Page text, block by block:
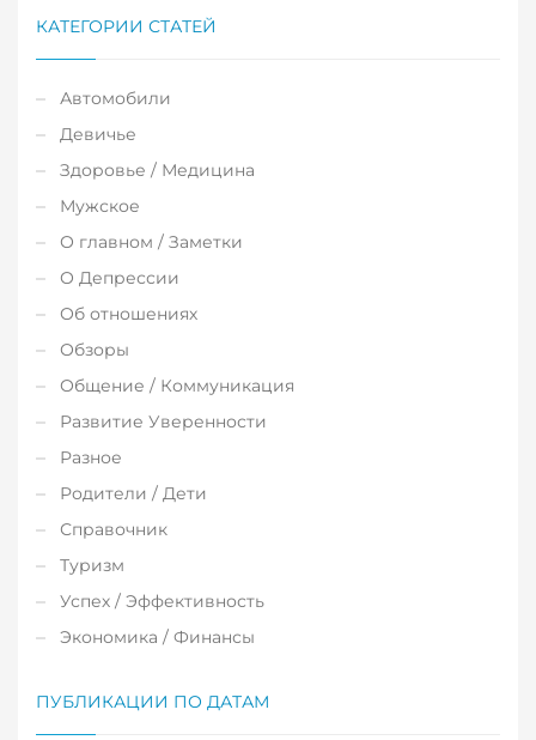
КАТЕГОРИИ СТАТЕЙ
Автомобили
Девичье
Здоровье / Медицина
Мужское
О главном / Заметки
О Депрессии
Об отношениях
Обзоры
Общение / Коммуникация
Развитие Уверенности
Разное
Родители / Дети
Справочник
Туризм
Успех / Эффективность
Экономика / Финансы
ПУБЛИКАЦИИ ПО ДАТАМ